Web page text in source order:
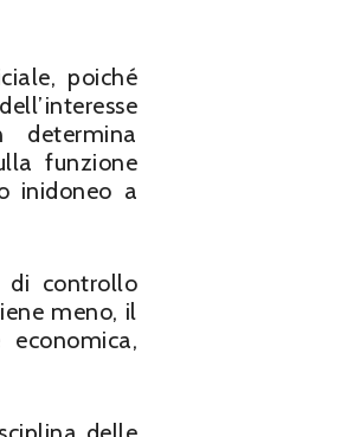
poiché
funzione
inidoneo a
di controllo
meno, il